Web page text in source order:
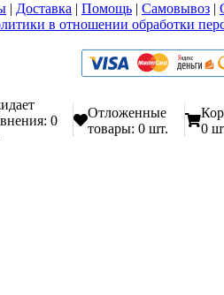
| Доставка | Помощь | Самовывоз |
в отношении обработки
0
Отложенные
товары: 0 шт.
0